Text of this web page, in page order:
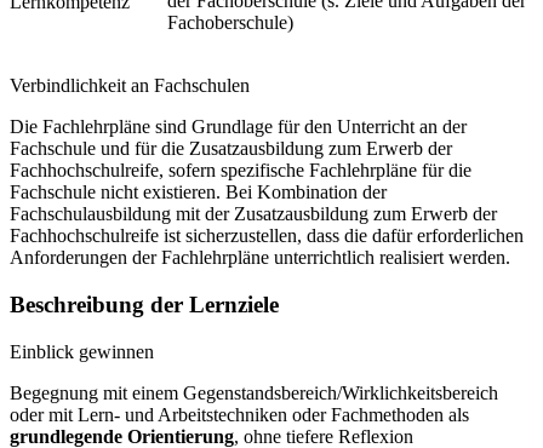
Fachoberschule)
Verbindlichkeit an Fachschulen
Die Fachlehrpläne sind Grundlage für den Unterricht an der
Fachschule und für die Zusatzausbildung zum Erwerb der
Fachhochschulreife, sofern spezifische Fachlehrpläne für die
Fachschule nicht existieren. Bei Kombination der
Fachschulausbildung mit der Zusatzausbildung zum Erwerb der
Fachhochschulreife ist sicherzustellen, dass die dafür erforderlichen
Anforderungen der Fachlehrpläne unterrichtlich realisiert werden.
Beschreibung der Lernziele
Einblick gewinnen
Begegnung mit einem Gegenstandsbereich/Wirklichkeitsbereich
oder mit Lern- und Arbeitstechniken oder Fachmethoden als
grundlegende Orientierung, ohne tiefere Reflexion